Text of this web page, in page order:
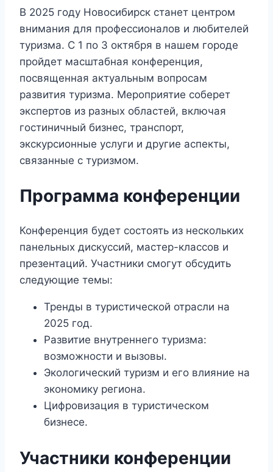
В 2025 году Новосибирск станет центром
внимания для профессионалов и любителей
туризма. С 1 по 3 октября в нашем городе
пройдет масштабная конференция,
посвященная актуальным вопросам
развития туризма. Мероприятие соберет
экспертов из разных областей, включая
гостиничный бизнес, транспорт,
экскурсионные услуги и другие аспекты,
связанные с туризмом.
Программа конференции
Конференция будет состоять из нескольких
панельных дискуссий, мастер-классов и
презентаций. Участники смогут обсудить
следующие темы:
Тренды в туристической отрасли на
2025 год.
Развитие внутреннего туризма:
возможности и вызовы.
Экологический туризм и его влияние на
экономику региона.
Цифровизация в туристическом
бизнесе.
Участники конференции